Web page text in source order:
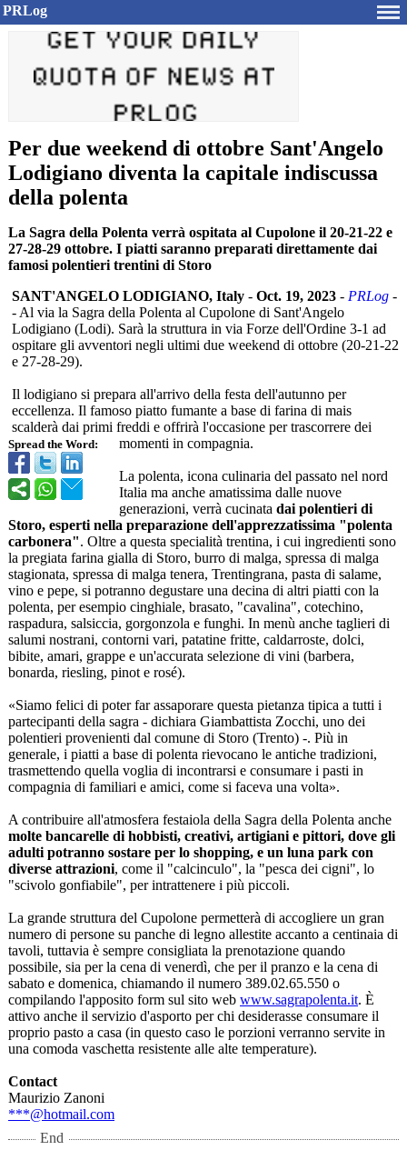
PRLog
Per due weekend di ottobre Sant'Angelo
Lodigiano diventa la capitale indiscussa
della polenta
La Sagra della Polenta verrà ospitata al Cupolone il 20-21-22 e
27-28-29 ottobre. I piatti saranno preparati direttamente dai
famosi polentieri trentini di Storo
Spread the Word:
SANT'ANGELO LODIGIANO, Italy - Oct. 19, 2023 - PRLog -
- Al via la Sagra della Polenta al Cupolone di Sant'Angelo
Lodigiano (Lodi). Sarà la struttura in via Forze dell'Ordine 3-1 ad
ospitare gli avventori negli ultimi due weekend di ottobre (20-21-22
e 27-28-29).
Il lodigiano si prepara all'arrivo della festa dell'autunno per
eccellenza. Il famoso piatto fumante a base di farina di mais
scalderà dai primi freddi e offrirà l'occasione per trascorrere dei
momenti in compagnia.
La polenta, icona culinaria del passato nel nord
Italia ma anche amatissima dalle nuove
generazioni, verrà cucinata dai polentieri di
Storo, esperti nella preparazione dell'apprezzatissima "polenta
carbonera". Oltre a questa specialità trentina, i cui ingredienti sono
la pregiata farina gialla di Storo, burro di malga, spressa di malga
stagionata, spressa di malga tenera, Trentingrana, pasta di salame,
vino e pepe, si potranno degustare una decina di altri piatti con la
polenta, per esempio cinghiale, brasato, "cavalina", cotechino,
raspadura, salsiccia, gorgonzola e funghi. In menù anche taglieri di
salumi nostrani, contorni vari, patatine fritte, caldarroste, dolci,
bibite, amari, grappe e un'accurata selezione di vini (barbera,
bonarda, riesling, pinot e rosé).
«Siamo felici di poter far assaporare questa pietanza tipica a tutti i
partecipanti della sagra - dichiara Giambattista Zocchi, uno dei
polentieri provenienti dal comune di Storo (Trento) -. Più in
generale, i piatti a base di polenta rievocano le antiche tradizioni,
trasmettendo quella voglia di incontrarsi e consumare i pasti in
compagnia di familiari e amici, come si faceva una volta».
A contribuire all'atmosfera festaiola della Sagra della Polenta anche
molte bancarelle di hobbisti, creativi, artigiani e pittori, dove gli
adulti potranno sostare per lo shopping, e un luna park con
diverse attrazioni, come il "calcinculo", la "pesca dei cigni", lo
"scivolo gonfiabile", per intrattenere i più piccoli.
La grande struttura del Cupolone permetterà di accogliere un gran
numero di persone su panche di legno allestite accanto a centinaia di
tavoli, tuttavia è sempre consigliata la prenotazione quando
possibile, sia per la cena di venerdì, che per il pranzo e la cena di
sabato e domenica, chiamando il numero 389.02.65.550 o
compilando l'apposito form sul sito web www.sagrapolenta.it. È
attivo anche il servizio d'asporto per chi desiderasse consumare il
proprio pasto a casa (in questo caso le porzioni verranno servite in
una comoda vaschetta resistente alle alte temperature).
Contact
Maurizio Zanoni
***@hotmail.com
End